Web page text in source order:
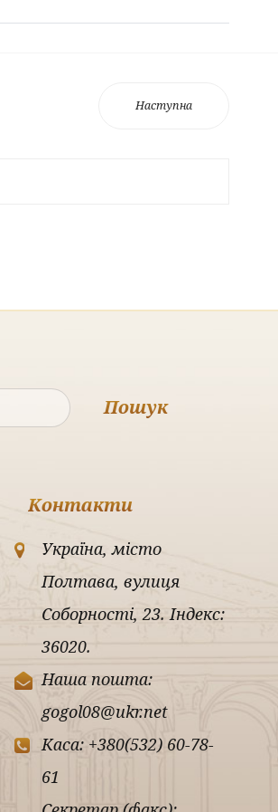
Наступна
Пошук
Контакти
Україна, місто
Полтава, вулиця
Соборності, 23. Індекс:
36020.
Наша пошта:
gogol08@ukr.net
Каса: +380(532) 60-78-
61